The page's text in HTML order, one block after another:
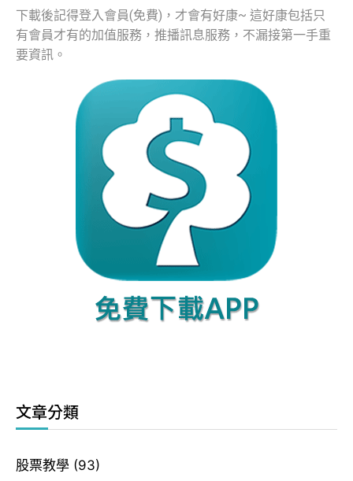
下載後記得登入會員(免費)，才會有好康~ 這好康包括只
有會員才有的加值服務，推播訊息服務，不漏接第一手重
要資訊。
文章分類
股票教學 (93)